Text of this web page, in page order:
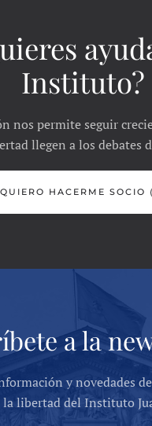
Instituto?
nos permite seguir
llegen a los debates
QUIERO HACERME SOCIO
a la
y novedades
la libertad del Instituto